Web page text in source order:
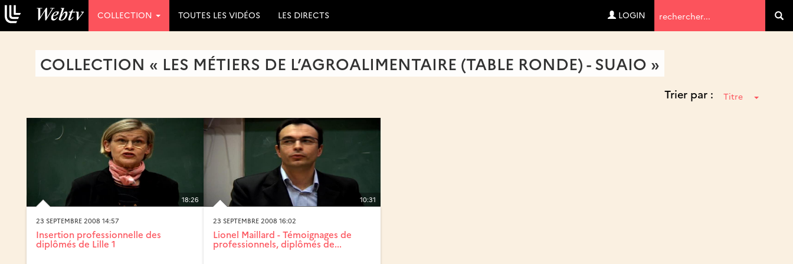
de
recherche
COLLECTION TOUTES LES VIDÉOS LES DIRECTS LOGIN
COLLECTION « LES MÉTIERS DE L’AGROALIMENTAIRE (TABLE RONDE) - SUAIO »
Trier par : Titre
18:26
23 SEPTEMBRE 2008 14:57
Insertion professionnelle des
diplômés de Lille 1
10:31
23 SEPTEMBRE 2008 16:02
Lionel Maillard - Témoignages de
professionnels, diplômés de...